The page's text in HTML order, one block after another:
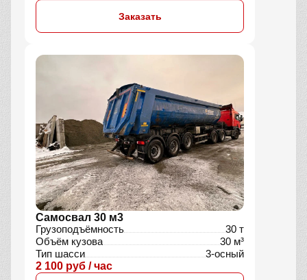
Заказать
Самосвал 30 м3
Грузоподъёмность
30 т
Объём кузова
30 м³
Тип шасси
3-осный
2 100 руб / час